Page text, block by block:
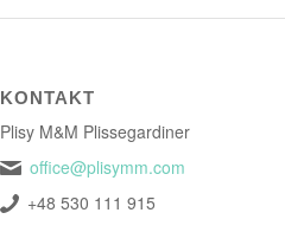
KONTAKT
Plisy M&M Plissegardiner
office@plisymm.com
+48 530 111 915